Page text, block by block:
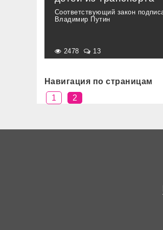
Соответствующий закон
Владимир Путин
2478 13
Навигация по страницам
1
2